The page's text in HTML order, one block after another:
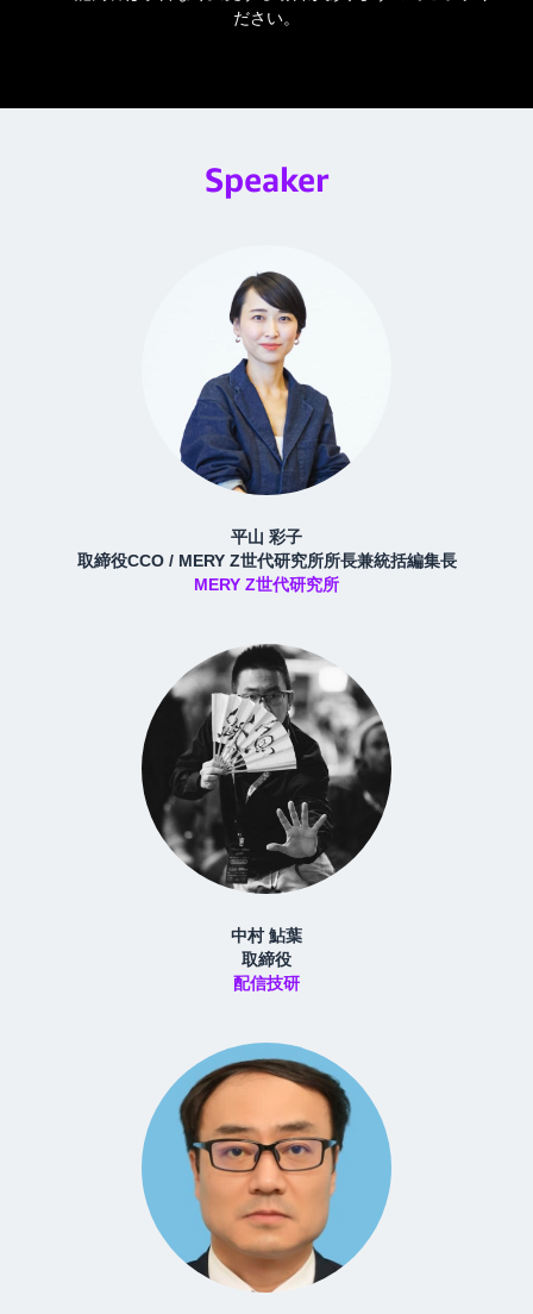
ださい。
Speaker
平山 彩子
取締役CCO / MERY Z世代研究所所長兼統括編集長
MERY Z世代研究所
中村 鮎葉
取締役
配信技研